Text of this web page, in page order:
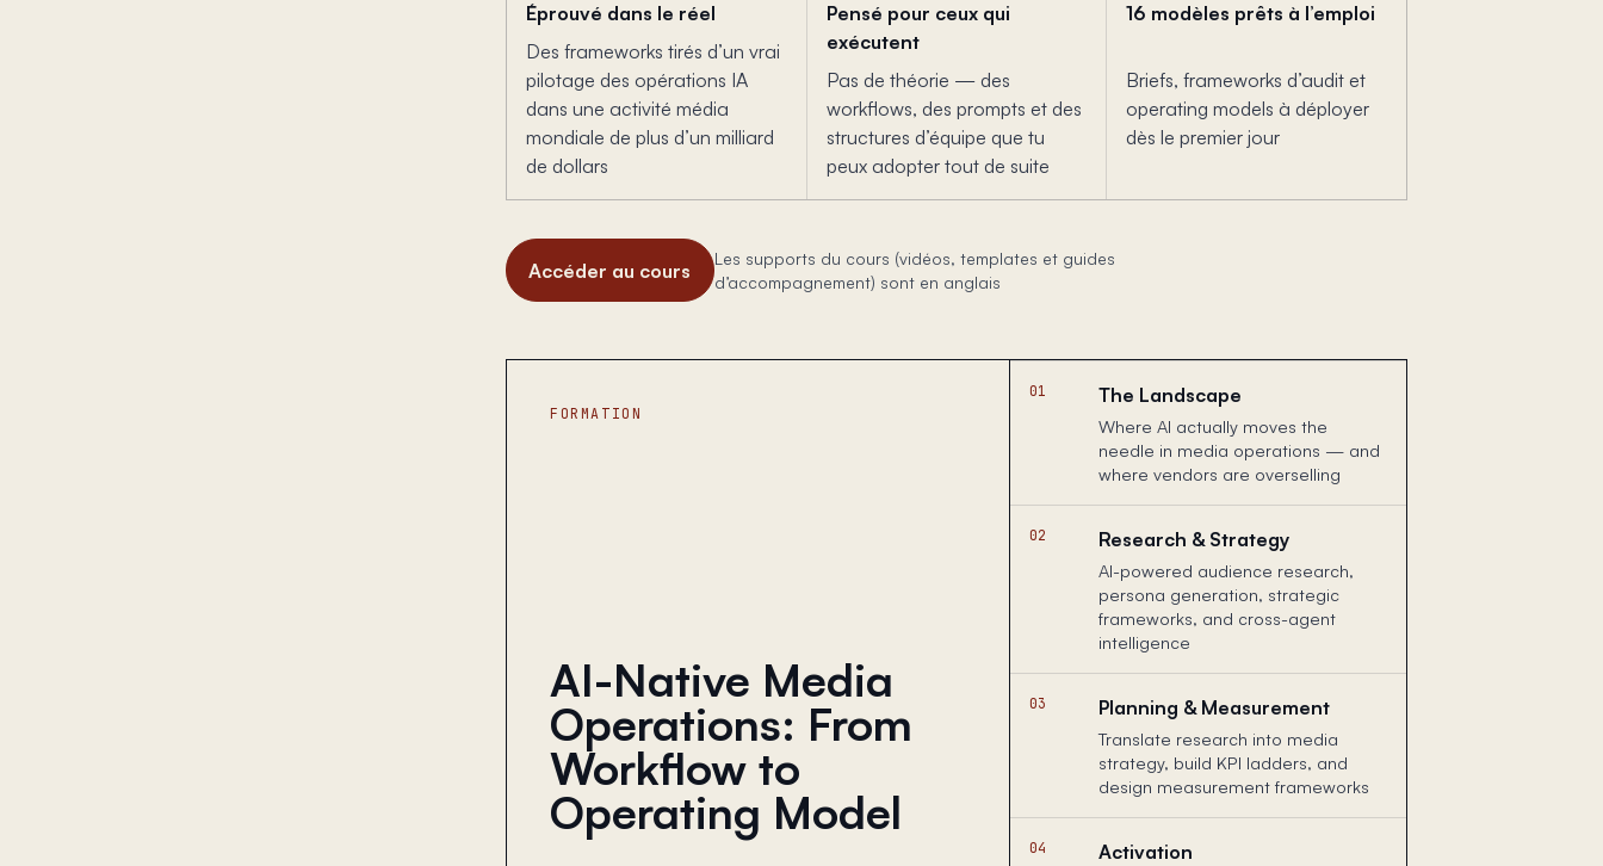
Éprouvé dans le réel
Des frameworks tirés d’un vrai
pilotage des opérations IA
dans une activité média
mondiale de plus d’un milliard
de dollars
Pensé pour ceux qui
exécutent
Pas de théorie — des
workflows, des prompts et des
structures d’équipe que tu
peux adopter tout de suite
16 modèles prêts à l’emploi
Briefs, frameworks d’audit et
operating models à déployer
dès le premier jour
Accéder au cours
Les supports du cours (vidéos, templates et guides
d’accompagnement) sont en anglais
FORMATION
AI-Native Media
Operations: From
Workflow to
Operating Model
01 The Landscape
Where AI actually moves the
needle in media operations — and
where vendors are overselling
02 Research & Strategy
AI-powered audience research,
persona generation, strategic
frameworks, and cross-agent
intelligence
03 Planning & Measurement
Translate research into media
strategy, build KPI ladders, and
design measurement frameworks
04 Activation